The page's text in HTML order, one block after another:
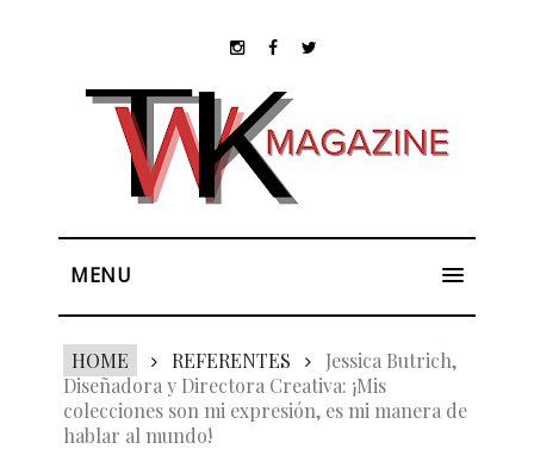
MENU
HOME REFERENTES
Jessica Butrich,
Diseñadora y Directora Creativa: ¡Mis
colecciones son mi expresión, es mi manera de
hablar al mundo!